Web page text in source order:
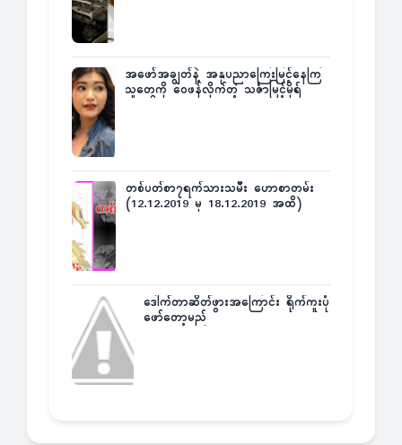
အဖော်အချွတ်နဲ့ အနုပညာကြေးမြင့်နေကြ
သူတွေကို ဝေဖန်လိုက်တဲ့ သင်္ဇာမြင့်မိုရ်
တစ်ပတ်စာ၇ရက်သားသမီး ဟောစာတမ်း
(12.12.2019 မှ 18.12.2019 အထိ)
ဒေါက်တာဆိတ်ဖွားအကြောင်း ရိုက်ကူးပုံ
ဖော်တော့မည်